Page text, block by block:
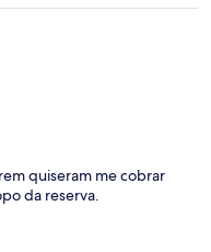
quiseram me cobrar
da reserva.